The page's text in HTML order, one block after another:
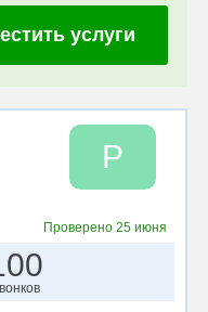
услуги
P
Проверено 25 июня